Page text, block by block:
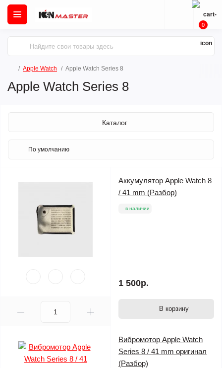
0
Apple Watch Apple Watch Series 8
Apple Watch Series 8
Каталог
Аккумулятор Apple Watch 8
/ 41 mm (Разбор)
в наличии
1 500р.
В корзину
Вибромотор Apple Watch
Series 8 / 41 mm оригинал
(Разбор)